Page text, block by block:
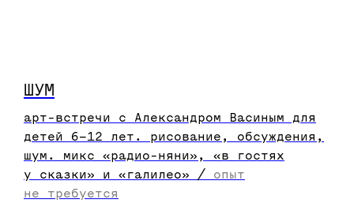
ШУМ
арт-встречи c Александром Васиным для
детей 6−12 лет. рисование, обсуждения,
шум. микс «радио-няни», «в гостях
у сказки» и «галилео» / опыт
не требуется
преподаватели
курсы ведут арт-директора,
владельцы студий и эксперты
из крупных компаний,